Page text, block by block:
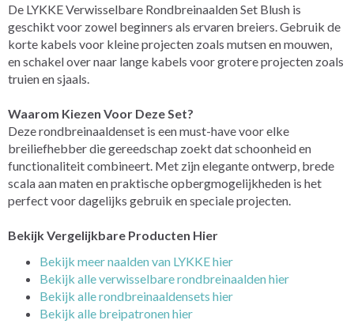
De LYKKE Verwisselbare Rondbreinaalden Set Blush is
geschikt voor zowel beginners als ervaren breiers. Gebruik de
korte kabels voor kleine projecten zoals mutsen en mouwen,
en schakel over naar lange kabels voor grotere projecten zoals
truien en sjaals.
Waarom Kiezen Voor Deze Set?
Deze rondbreinaaldenset is een must-have voor elke
breiliefhebber die gereedschap zoekt dat schoonheid en
functionaliteit combineert. Met zijn elegante ontwerp, brede
scala aan maten en praktische opbergmogelijkheden is het
perfect voor dagelijks gebruik en speciale projecten.
Bekijk Vergelijkbare Producten Hier
Bekijk meer naalden van LYKKE hier
Bekijk alle verwisselbare rondbreinaalden hier
Bekijk alle rondbreinaaldensets hier
Bekijk alle breipatronen hier